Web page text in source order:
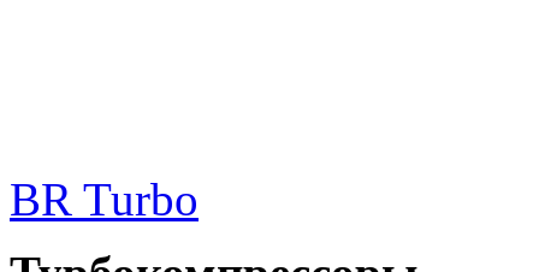
BR Turbo